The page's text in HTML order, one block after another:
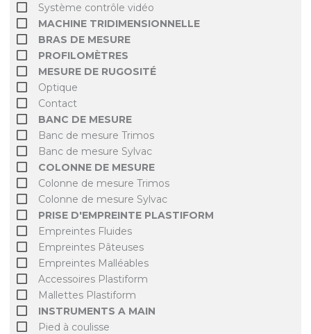
Système contrôle vidéo
MACHINE TRIDIMENSIONNELLE
BRAS DE MESURE
PROFILOMÈTRES
MESURE DE RUGOSITÉ
Optique
Contact
BANC DE MESURE
Banc de mesure Trimos
Banc de mesure Sylvac
COLONNE DE MESURE
Colonne de mesure Trimos
Colonne de mesure Sylvac
PRISE D'EMPREINTE PLASTIFORM
Empreintes Fluides
Empreintes Pâteuses
Empreintes Malléables
Accessoires Plastiform
Mallettes Plastiform
INSTRUMENTS A MAIN
Pied à coulisse